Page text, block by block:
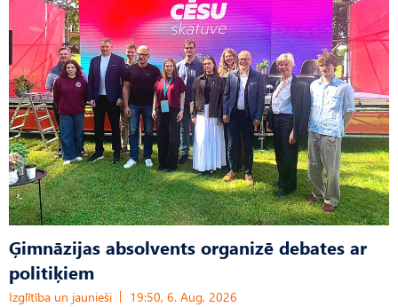
Ģimnāzijas absolvents organizē debates ar
politiķiem
Izglītība un jaunieši 19:50, 6. Aug, 2026